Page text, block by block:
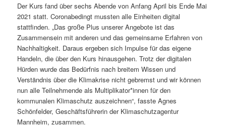
Der Kurs fand über sechs Abende von Anfang April bis Ende Mai
2021 statt. Coronabedingt mussten alle Einheiten digital
stattfinden. „Das große Plus unserer Angebote ist das
Zusammensein mit anderen und das gemeinsame Erfahren von
Nachhaltigkeit. Daraus ergeben sich Impulse für das eigene
Handeln, die über den Kurs hinausgehen. Trotz der digitalen
Hürden wurde das Bedürfnis nach breitem Wissen und
Verständnis über die Klimakrise nicht gebremst und wir können
nun alle Teilnehmende als Multiplikator*innen für den
kommunalen Klimaschutz auszeichnen“, fasste Agnes
Schönfelder, Geschäftsführerin der Klimaschutzagentur
Mannheim, zusammen.